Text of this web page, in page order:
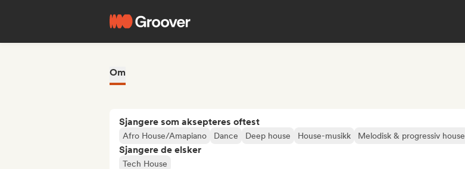
Om
Sjangere som aksepteres oftest
Afro House/Amapiano Dance Deep house House-musikk Melodisk & progressiv house
Sjangere de elsker
Tech House